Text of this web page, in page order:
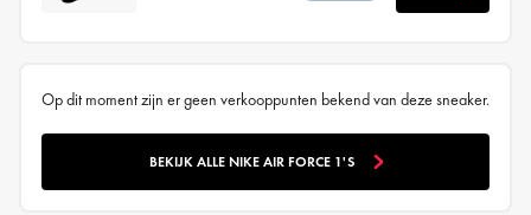
Op dit moment zijn er geen verkooppunten bekend van deze sneaker.
BEKIJK ALLE NIKE AIR FORCE 1'S